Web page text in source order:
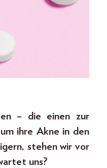
– die einen zur
ihre Akne in den
stehen wir vor
uns?